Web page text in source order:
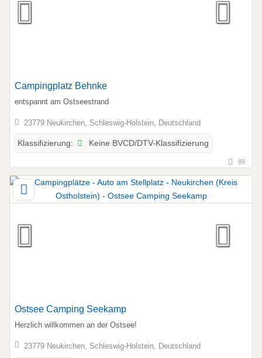
Campingplatz Behnke
entspannt am Ostseestrand
23779 Neukirchen, Schleswig-Holstein, Deutschland
Klassifizierung: Keine BVCD/DTV-Klassifizierung
89
Ostsee Camping Seekamp
Herzlich willkommen an der Ostsee!
23779 Neukirchen, Schleswig-Holstein, Deutschland